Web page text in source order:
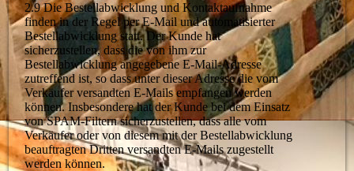
2.9 Die Bestellabwicklung und Kontaktaufnahme
finden in der Regel per E-Mail und automatisierter
Bestellabwicklung statt. Der Kunde hat
sicherzustellen, dass die von ihm zur
Bestellabwicklung angegebene E-Mail-Adresse
zutreffend ist, so dass unter dieser Adresse die vom
Verkäufer versandten E-Mails empfangen werden
können. Insbesondere hat der Kunde bei dem Einsatz
von SPAM-Filtern sicherzustellen, dass alle vom
Verkäufer oder von diesem mit der Bestellabwicklung
beauftragten Dritten versandten E-Mails zugestellt
werden können.